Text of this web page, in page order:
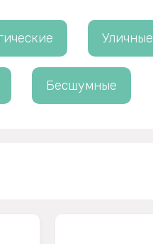
Уличные
Бесшумные